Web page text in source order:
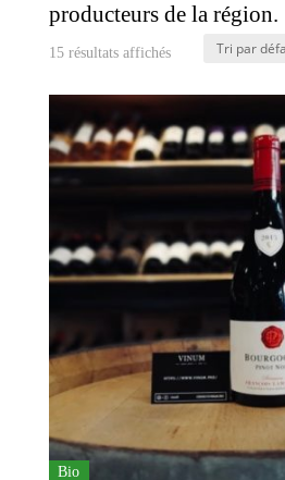
producteurs de la région.
15 résultats affichés
Bio